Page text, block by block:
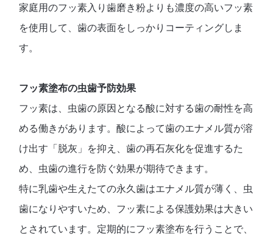
家庭用のフッ素入り歯磨き粉よりも濃度の高いフッ素
を使用して、歯の表面をしっかりコーティングしま
す。
フッ素塗布の虫歯予防効果
フッ素は、虫歯の原因となる酸に対する歯の耐性を高
める働きがあります。酸によって歯のエナメル質が溶
け出す「脱灰」を抑え、歯の再石灰化を促進するた
め、虫歯の進行を防ぐ効果が期待できます。
特に乳歯や生えたての永久歯はエナメル質が薄く、虫
歯になりやすいため、フッ素による保護効果は大きい
とされています。定期的にフッ素塗布を行うことで、